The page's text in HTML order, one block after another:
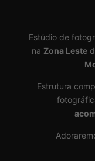
Estúdio de
na Zona Leste
Estrutura